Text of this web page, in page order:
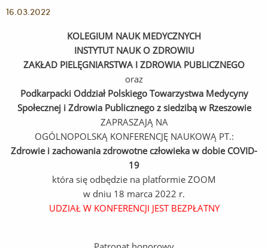
16.03.2022
KOLEGIUM NAUK MEDYCZNYCH
INSTYTUT NAUK O ZDROWIU
ZAKŁAD PIELĘGNIARSTWA I ZDROWIA PUBLICZNEGO
oraz
Podkarpacki Oddział Polskiego Towarzystwa Medycyny
Społecznej i Zdrowia Publicznego z siedzibą w Rzeszowie
ZAPRASZAJĄ NA
OGÓLNOPOLSKĄ KONFERENCJĘ NAUKOWĄ PT.:
Zdrowie i zachowania zdrowotne człowieka w dobie COVID-
19
która się odbędzie na platformie ZOOM
w dniu 18 marca 2022 r.
UDZIAŁ W KONFERENCJI JEST BEZPŁATNY